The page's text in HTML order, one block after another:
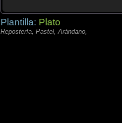
Plantilla: Plato
Repostería, Pastel, Arándano,